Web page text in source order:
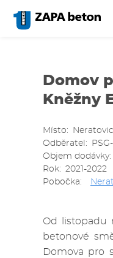
hlavnímu
Domov
Kněžny
Místo
Odběratel
Objem dodávky
Rok
2021-2022
Pobočka
Od listopadu
betonové
Domova pro